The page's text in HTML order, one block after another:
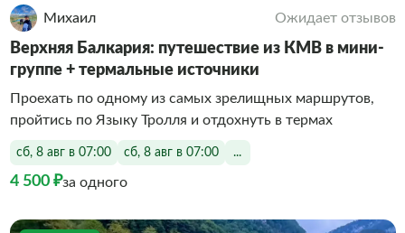
Михаил Ожидает отзывов
Верхняя Балкария: путешествие из КМВ в мини-
группе + термальные источники
Проехать по одному из самых зрелищных маршрутов,
пройтись по Языку Тролля и отдохнуть в термах
сб, 8 авг в 07:00 сб, 8 авг в 07:00 ...
4 500 ₽за одного